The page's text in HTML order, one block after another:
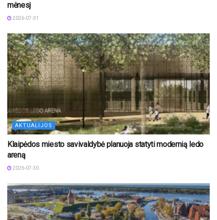
mėnesį
2026-07-31
AKTUALIJOS
Klaipėdos miesto savivaldybė planuoja statyti modernią ledo
areną
2026-07-30